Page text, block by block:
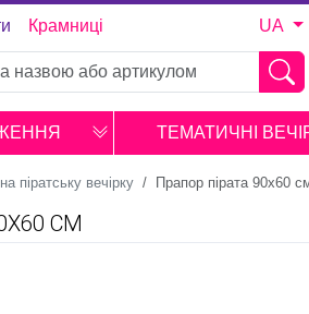
Крамниці UA
ТЕМАТИЧНІ
піратську вечірку Прапор пірата 90х60
СМ